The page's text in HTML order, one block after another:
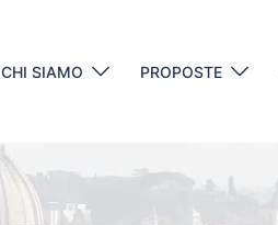
CHI SIAMO PROPOSTE